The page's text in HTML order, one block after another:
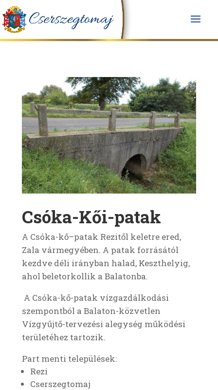
Csóka-Kői-patak
A Csóka-kő–patak Rezitől keletre ered,
Zala vármegyében. A patak forrásától
kezdve déli irányban halad, Keszthelyig,
ahol beletorkollik a Balatonba.
A Csóka-kő-patak vízgazdálkodási
szempontból a Balaton-közvetlen
Vízgyűjtő-tervezési alegység működési
területéhez tartozik.
Part menti települések:
Rezi
Cserszegtomaj